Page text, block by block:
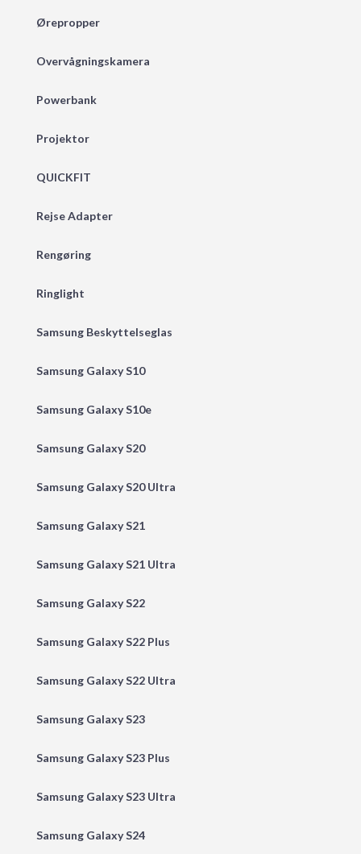
Ørepropper
Overvågningskamera
Powerbank
Projektor
QUICKFIT
Rejse Adapter
Rengøring
Ringlight
Samsung Beskyttelseglas
Samsung Galaxy S10
Samsung Galaxy S10e
Samsung Galaxy S20
Samsung Galaxy S20 Ultra
Samsung Galaxy S21
Samsung Galaxy S21 Ultra
Samsung Galaxy S22
Samsung Galaxy S22 Plus
Samsung Galaxy S22 Ultra
Samsung Galaxy S23
Samsung Galaxy S23 Plus
Samsung Galaxy S23 Ultra
Samsung Galaxy S24